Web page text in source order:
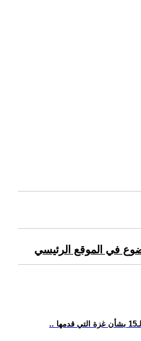
في الموقع الرئيسي